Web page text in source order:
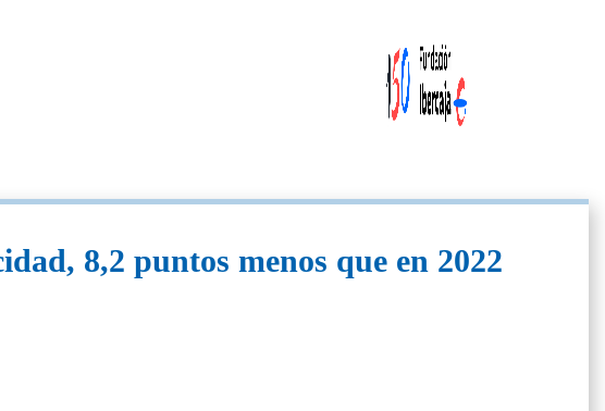
8,2 puntos menos que en 2022